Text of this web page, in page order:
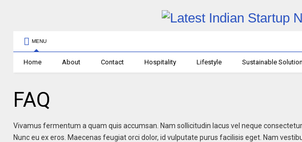
MENU
Home About Contact Hospitality Lifestyle Sustainable
FAQ
Vivamus fermentum a quam quis accumsan. Nam sollicitudin lacus vel neque
Nunc eu ex eros. Maecenas feugiat orci dolor, id vulputate purus facilisis eget. Nam